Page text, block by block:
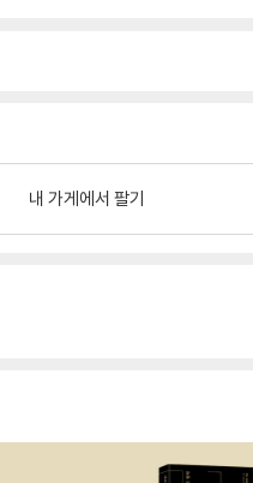
내 가게에서 팔기